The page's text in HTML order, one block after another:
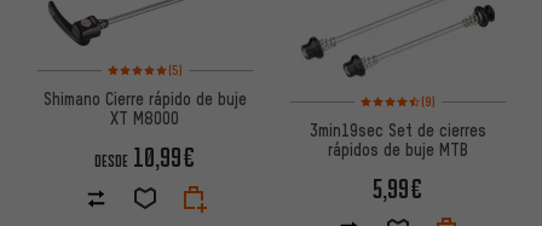
Valoración media: 5 de 5 basada en 5 reseñas
(5)
Shimano Cierre rápido de buje
XT M8000
DESDE 10,99€
Valoración media: 4,5 de 5
(9)
3min19sec Set de cierres
rápidos de buje MTB
5,99€